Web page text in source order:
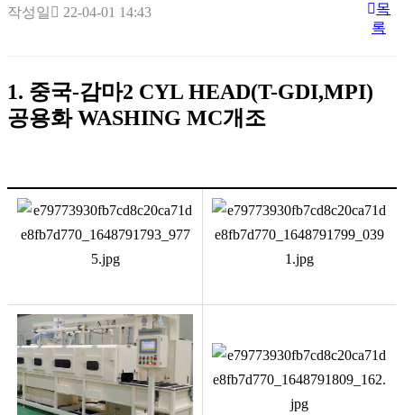
작성일 22-04-01 14:43
목
록
1. 중국-감마2 CYL HEAD(T-GDI,MPI)
공용화WASHING MC개조